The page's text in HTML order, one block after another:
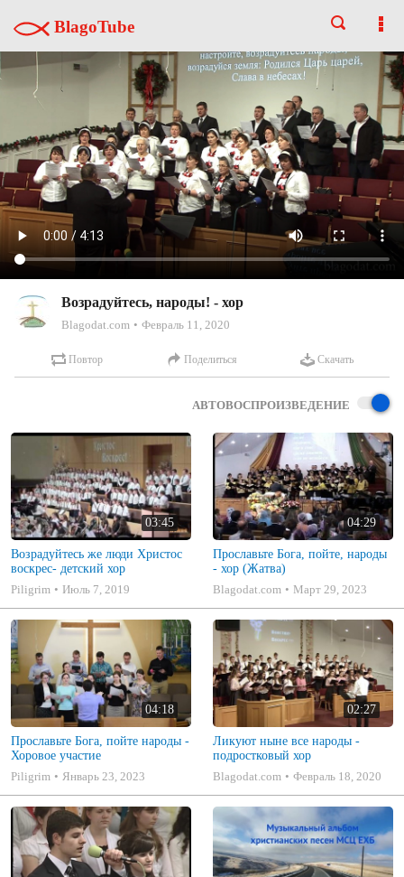
BlagoTube
Возрадуйтесь, народы! - хор
Blagodat.com Февраль 11, 2020
Повтор Поделиться Скачать
АВТОВОСПРОИЗВЕДЕНИЕ
03:45
Возрадуйтесь же люди Христос
воскрес- детский хор
Piligrim
Июль 7, 2019
04:29
Прославьте Бога, пойте, народы
- хор (Жатва)
Blagodat.com
Март 29, 2023
04:18
Прославьте Бога, пойте народы -
Хоровое участие
Piligrim
Январь 23, 2023
02:27
Ликуют ныне все народы -
подростковый хор
Blagodat.com
Февраль 18, 2020